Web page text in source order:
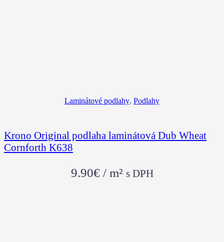
Laminátové podlahy, Podlahy
Krono Original podlaha laminátová Dub Wheat
Cornforth K638
9.90€ / m² s DPH